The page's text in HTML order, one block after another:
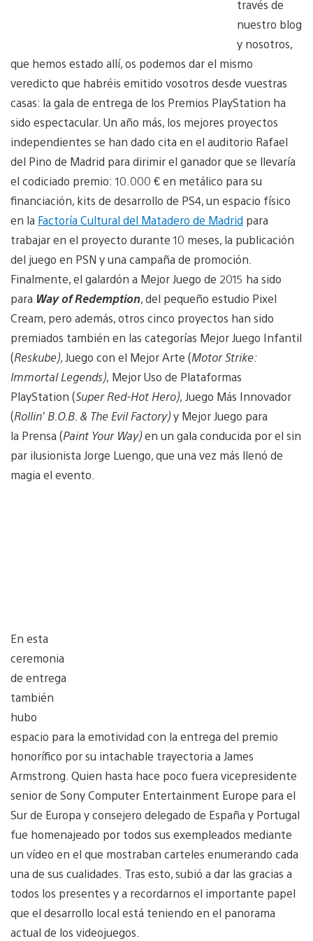
través de
nuestro blog
y nosotros,
que hemos estado allí, os podemos dar el mismo
veredicto que habréis emitido vosotros desde vuestras
casas: la gala de entrega de los Premios PlayStation ha
sido espectacular. Un año más, los mejores proyectos
independientes se han dado cita en el auditorio Rafael
del Pino de Madrid para dirimir el ganador que se llevaría
el codiciado premio: 10.000 € en metálico para su
financiación, kits de desarrollo de PS4, un espacio físico
en la Factoría Cultural del Matadero de Madrid para
trabajar en el proyecto durante 10 meses, la publicación
del juego en PSN y una campaña de promoción.
Finalmente, el galardón a Mejor Juego de 2015 ha sido
para Way of Redemption, del pequeño estudio Pixel
Cream, pero además, otros cinco proyectos han sido
premiados también en las categorías Mejor Juego Infantil
(Reskube), Juego con el Mejor Arte (Motor Strike:
Immortal Legends), Mejor Uso de Plataformas
PlayStation (Super Red-Hot Hero), Juego Más Innovador
(Rollin’ B.O.B. & The Evil Factory)y Mejor Juego para
la Prensa (Paint Your Way)en un gala conducida por el sin
par ilusionista Jorge Luengo, que una vez más llenó de
magia el evento.
En esta
ceremonia
de entrega
también
hubo
espacio para la emotividad con la entrega del premio
honorífico por su intachable trayectoria a James
Armstrong. Quien hasta hace poco fuera vicepresidente
senior de Sony Computer Entertainment Europe para el
Sur de Europa y consejero delegado de España y Portugal
fue homenajeado por todos sus exempleados mediante
un vídeo en el que mostraban carteles enumerando cada
una de sus cualidades. Tras esto, subió a dar las gracias a
todos los presentes y a recordarnos el importante papel
que el desarrollo local está teniendo en el panorama
actual de los videojuegos.